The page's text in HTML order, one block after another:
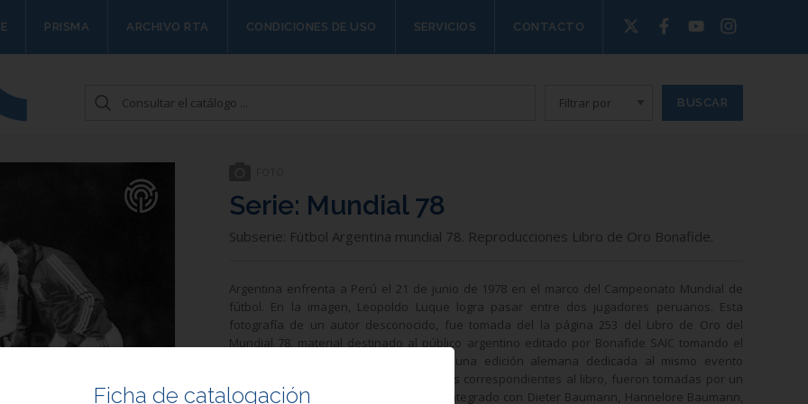
PRISMA ARCHIVO RTA CONDICIONES DE USO SERVICIOS CONTACTO
Serie: Mundial 78
Subserie: Fútbol Argentina mundial 78. Reproducciones Libro de Oro Bonafide.
Argentina enfrenta a Perú el 21 de junio de 1978 en el marco del Campeonato Mundial de
fútbol. En la imagen, Leopoldo Luque logra pasar entre dos jugadores peruanos. Esta
fotografía de un autor desconocido, fue tomada del la página 253 del Libro de Oro del
Mundial 78, material destinado al público argentino editado por Bonafide SAIC tomando el
mismo material gráfico utilizado para una edición alemana dedicada al mismo evento
deportivo. Los autores de las fotografías correspondientes al libro, fueron tomadas por un
equipo que encabezó Erich Baumann, integrado con Dieter Baumann, Hannelore Baumann,
Ficha de catalogación